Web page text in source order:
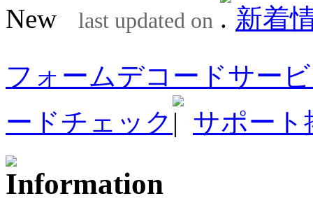
last updated on
新着
フォームデコードサー
ードチェック
サポート